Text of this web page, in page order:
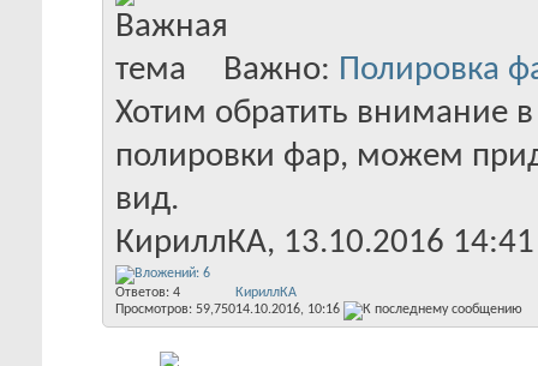
Важно: Полировка
Хотим обратить внимание в
полировки фар, можем
вид.
КириллКА‎, 13.10.2016 14:41
Ответов: 4
Просмотров: 59,750
КириллКА
14.10.2016, 10:16